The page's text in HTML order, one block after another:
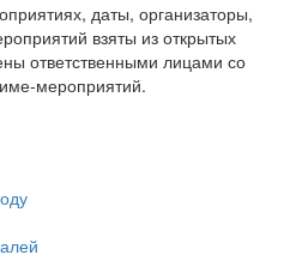
даты, организаторы,
взяты из открытых
ответственными лицами со
мероприятий.